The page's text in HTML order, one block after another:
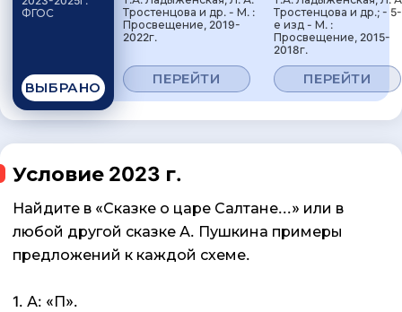
ФГОС
ВЫБРАНО
Тростенцова и др. - М. :
Просвещение, 2019-
2022г.
ПЕРЕЙТИ
Тростенцова и др.; - 5-
е изд - М. :
Просвещение, 2015-
2018г.
ПЕРЕЙТИ
Условие 2023 г.
Найдите в «Сказке о царе Салтане...» или в
любой другой сказке А. Пушкина примеры
предложений к каждой схеме.
1. А: «П».